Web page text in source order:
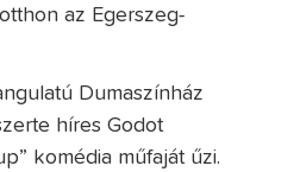
az Egerszeg-
Dumaszínház
híres Godot
komédia műfaját űzi.